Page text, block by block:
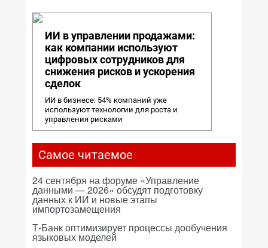
ИИ в управлении продажами:
как компании используют
цифровых сотрудников для
снижения рисков и ускорения
сделок
ИИ в бизнесе: 54% компаний уже
используют технологии для роста и
управления рисками
Самое читаемое
24 сентября на форуме «Управление
данными — 2026» обсудят подготовку
данных к ИИ и новые этапы
импортозамещения
Т-Банк оптимизирует процессы дообучения
языковых моделей